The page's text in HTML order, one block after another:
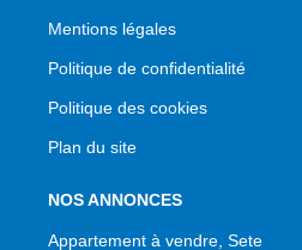
Mentions légales
Politique de confidentialité
Politique des cookies
Plan du site
NOS ANNONCES
Appartement à vendre, Sete